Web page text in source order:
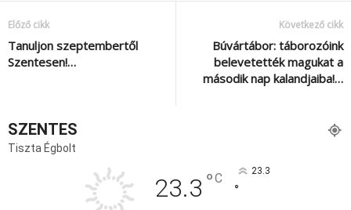
Előző cikk
Tanuljon szeptembertől
Szentesen!…
Következő cikk
Búvártábor: táborozóink
belevetették magukat a
második nap kalandjaiba!…
SZENTES
Tiszta Égbolt
23.3 °C 23.3
°